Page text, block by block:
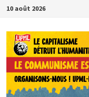
Passer
contenu
10 août 2026